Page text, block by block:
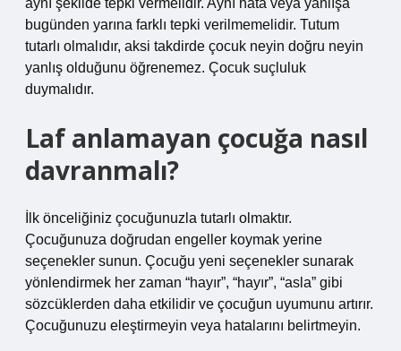
aynı şekilde tepki vermelidir. Aynı hata veya yanlışa
bugünden yarına farklı tepki verilmemelidir. Tutum
tutarlı olmalıdır, aksi takdirde çocuk neyin doğru neyin
yanlış olduğunu öğrenemez. Çocuk suçluluk
duymalıdır.
Laf anlamayan çocuğa nasıl
davranmalı?
İlk önceliğiniz çocuğunuzla tutarlı olmaktır.
Çocuğunuza doğrudan engeller koymak yerine
seçenekler sunun. Çocuğu yeni seçenekler sunarak
yönlendirmek her zaman “hayır”, “hayır”, “asla” gibi
sözcüklerden daha etkilidir ve çocuğun uyumunu artırır.
Çocuğunuzu eleştirmeyin veya hatalarını belirtmeyin.